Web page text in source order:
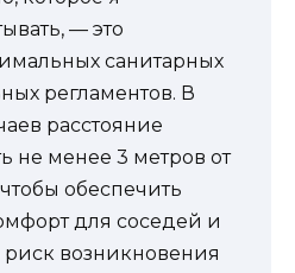
— это
санитарных
регламентов. В
расстояние
не менее 3 метров от
обеспечить
для соседей и
возникновения